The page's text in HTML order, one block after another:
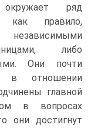
ряд
как правило,
либо
Они почти
в отношении
главной
в вопросах
они достигнут